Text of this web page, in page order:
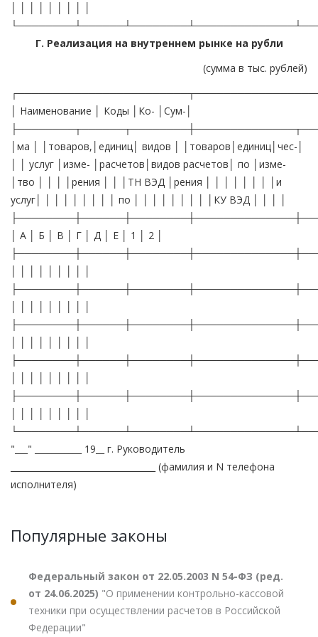
Г. Реализация на внутреннем рынке на рубли
(сумма в тыс. рублей)
│ Наименование │ Коды │Ко- │Сум-│
│ма │ │товаров,│единиц│ видов │ │товаров│единиц│чес-│
│ │ услуг │изме- │расчетов│видов расчетов│ по │изме-
│тво │ │ │ │рения │ │ │ТН ВЭД │рения │ │ │ │ │ │ │ │и
услуг│ │ │ │ │ │ │ │ │ по │ │ │ │ │ │ │ │ │КУ ВЭД │ │ │ │
│ А │ Б │ В │ Г │ Д │ Е │ 1 │ 2 │
"___" ___________ 19__ г. Руководитель
__________________________________ (фамилия и N телефона
исполнителя)
Популярные законы
Федеральный закон от 22.05.2003 N 54-ФЗ (ред.
от 24.06.2025) "О применении контрольно-кассовой
техники при осуществлении расчетов в Российской
Федерации"